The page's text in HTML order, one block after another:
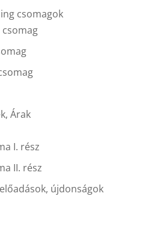
csomagok
csomag
Árak
I. rész
II. rész
újdonságok